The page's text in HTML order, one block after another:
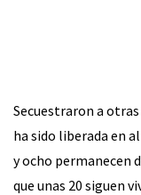
Secuestraron a
ha sido liberada en
y ocho permanecen
que unas 20 siguen